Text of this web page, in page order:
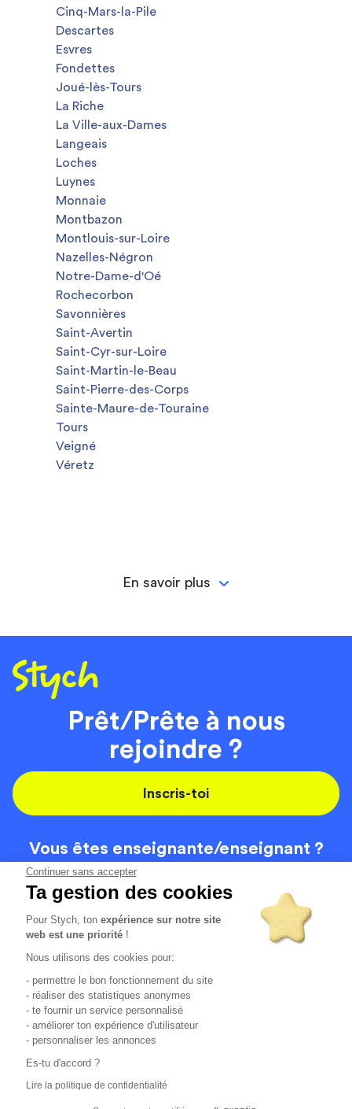
Continuer sans accepter
Ta gestion des cookies
Pour Stych, tonexpérience sur notre site
web est une priorité !
Nous utilisons des cookies pour:
- permettre le bon fonctionnement du site
- réaliser des statistiques anonymes
- te fournir un service personnalisé
- améliorer ton expérience d'utilisateur
- personnaliser les annonces
Es-tu d'accord ?
Lire la politique de confidentialité
Cinq-Mars-la-Pile
Descartes
Esvres
Fondettes
Joué-lès-Tours
La Riche
La Ville-aux-Dames
Langeais
Loches
Luynes
Monnaie
Montbazon
Montlouis-sur-Loire
Nazelles-Négron
Notre-Dame-d'Oé
Rochecorbon
Savonnières
Saint-Avertin
Saint-Cyr-sur-Loire
Saint-Martin-le-Beau
Saint-Pierre-des-Corps
Sainte-Maure-de-Touraine
Tours
Veigné
Véretz
En savoir plus
Prêt/Prête à nous
rejoindre ?
Inscris-toi
Vous êtes enseignante/enseignant ?
On recrute
Code de la route
Localisation
Contact
Tous les avis clients4.6/5 (51148 avis publiés)
Comment sont calculés nos taux de réussite ?